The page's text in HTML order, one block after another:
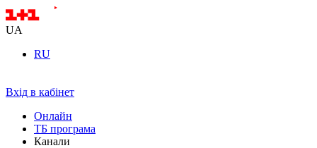
UA
RU
Вхід в кабінет
Онлайн
ТБ програма
Канали